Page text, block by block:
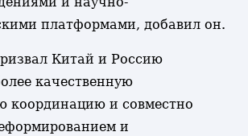
платформами, добавил он.
Китай и Россию
качественную
координацию и совместно
и